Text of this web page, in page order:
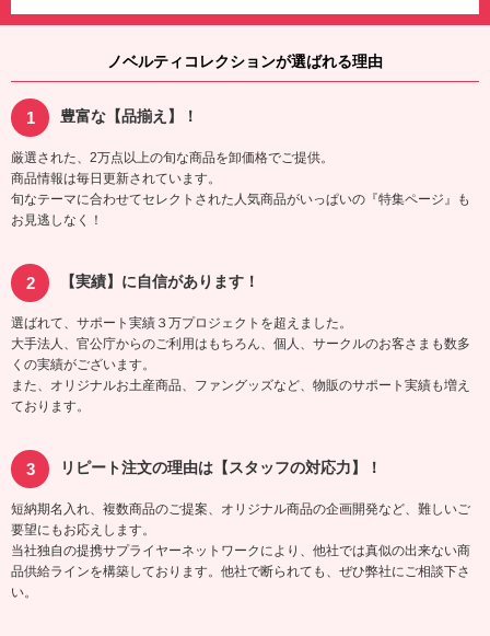
ノベルティコレクションが選ばれる理由
豊富な【品揃え】！
厳選された、2万点以上の旬な商品を卸価格でご提供。
商品情報は毎日更新されています。
旬なテーマに合わせてセレクトされた人気商品がいっぱいの『特集ページ』も
お見逃しなく！
【実績】に自信があります！
選ばれて、サポート実績３万プロジェクトを超えました。
大手法人、官公庁からのご利用はもちろん、個人、サークルのお客さまも数多
くの実績がございます。
また、オリジナルお土産商品、ファングッズなど、物販のサポート実績も増え
ております。
リピート注文の理由は【スタッフの対応力】！
短納期名入れ、複数商品のご提案、オリジナル商品の企画開発など、難しいご
要望にもお応えします。
当社独自の提携サプライヤーネットワークにより、他社では真似の出来ない商
品供給ラインを構築しております。他社で断られても、ぜひ弊社にご相談下さ
い。